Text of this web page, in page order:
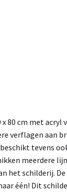
x 80 cm met acryl
verflagen aan
tevens
meerdere
het schilderij.
één! Dit